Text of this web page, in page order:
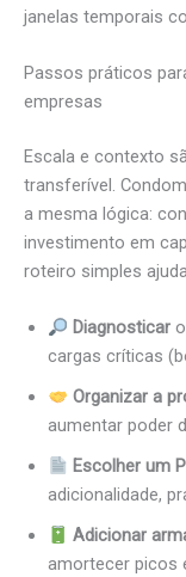
janelas temporais
Passos práticos
empresas
Escala e contexto
transferível.
a mesma lógica:
investimento em
roteiro simples
Diagnosticaro
cargas críticas
Organizar a
aumentar poder
Escolher um
adicionalidade,
Adicionar
amortecer picos